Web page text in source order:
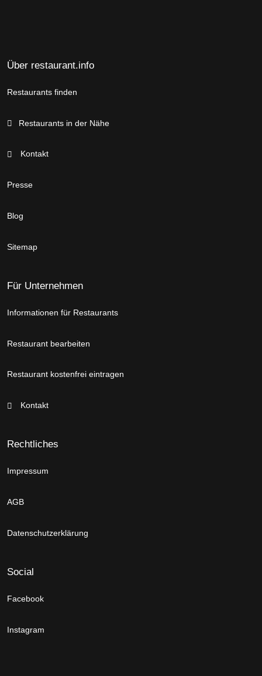
Über restaurant.info
Restaurants finden
Restaurants in der Nähe
Kontakt
Presse
Blog
Sitemap
Für Unternehmen
Informationen für Restaurants
Restaurant bearbeiten
Restaurant kostenfrei eintragen
Kontakt
Rechtliches
Impressum
AGB
Datenschutzerklärung
Social
Facebook
Instagram